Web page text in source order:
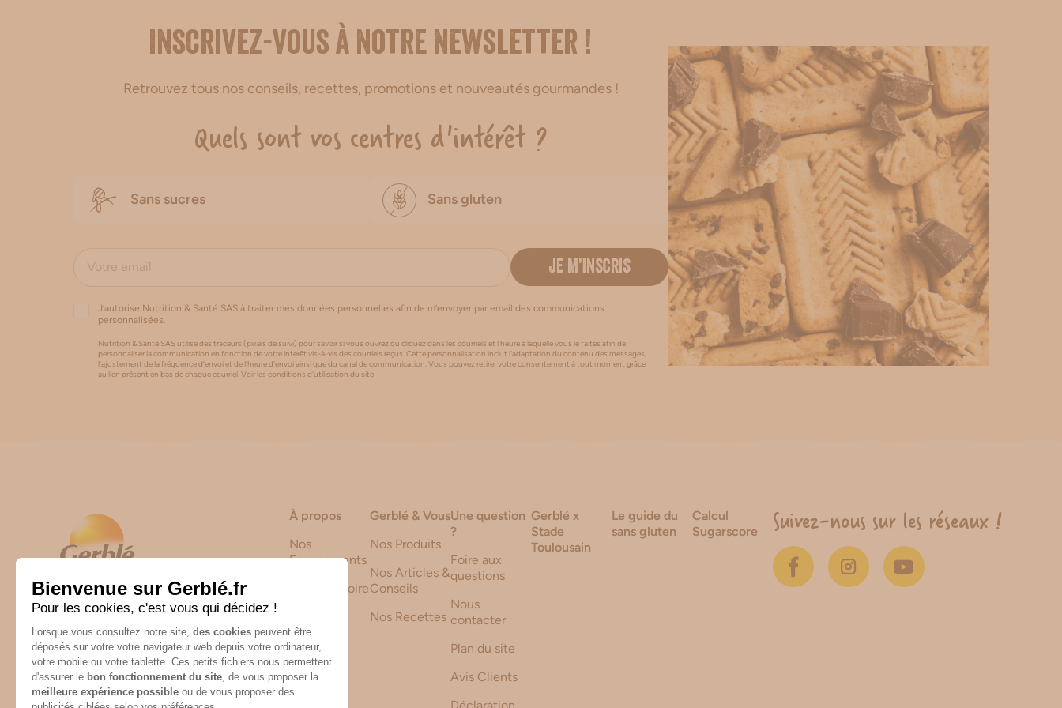
Inscrivez-vous à notre newsletter !
Retrouvez tous nos conseils, recettes, promotions et nouveautés gourmandes !
Quels sont vos centres d'intérêt ?
Sans sucres Sans gluten
JE M’INSCRIS
J’autorise Nutrition & Santé SAS à traiter mes données personnelles afin de m’envoyer par email des communications
personnalisées.
Nutrition & Santé SAS utilise des traceurs (pixels de suivi) pour savoir si vous ouvrez ou cliquez dans les courriels et l’heure à laquelle vous le faites afin de
personnaliser la communication en fonction de votre intérêt vis-à-vis des courriels reçus. Cette personnalisation inclut l’adaptation du contenu des messages,
l'ajustement de la fréquence d’envoi et de l’heure d’envoi ainsi que du canal de communication. Vous pouvez retirer votre consentement à tout moment grâce
au lien présent en bas de chaque courriel.Voir les conditions d'utilisation du site
Nutrition & Santé
Route de Castelnaudary
CONTACTEZ-NOUS
À propos
Nos
Engagements
Notre Histoire
Gerblé & Vous
Nos Produits
Nos Articles &
Conseils
Nos Recettes
Une question
?
Foire aux
questions
Nous
contacter
Plan du site
Avis Clients
Déclaration
Gerblé x
Stade
Toulousain
Le guide du
sans gluten
Calcul
Sugarscore
Suivez-nous sur les réseaux !